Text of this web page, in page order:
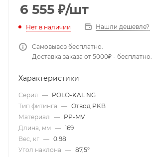
6 555 ₽/шт
Нет в наличии Нашли дешевле?
Самовывоз бесплатно.
Доставка заказа от 5000₽ - бесплатно.
Характеристики
Серия — POLO-KAL NG
Тип фитинга — Отвод PKB
Материал — PP-MV
Длина, мм — 169
Вес, кг — 0.98
Угол наклона — 87,5°